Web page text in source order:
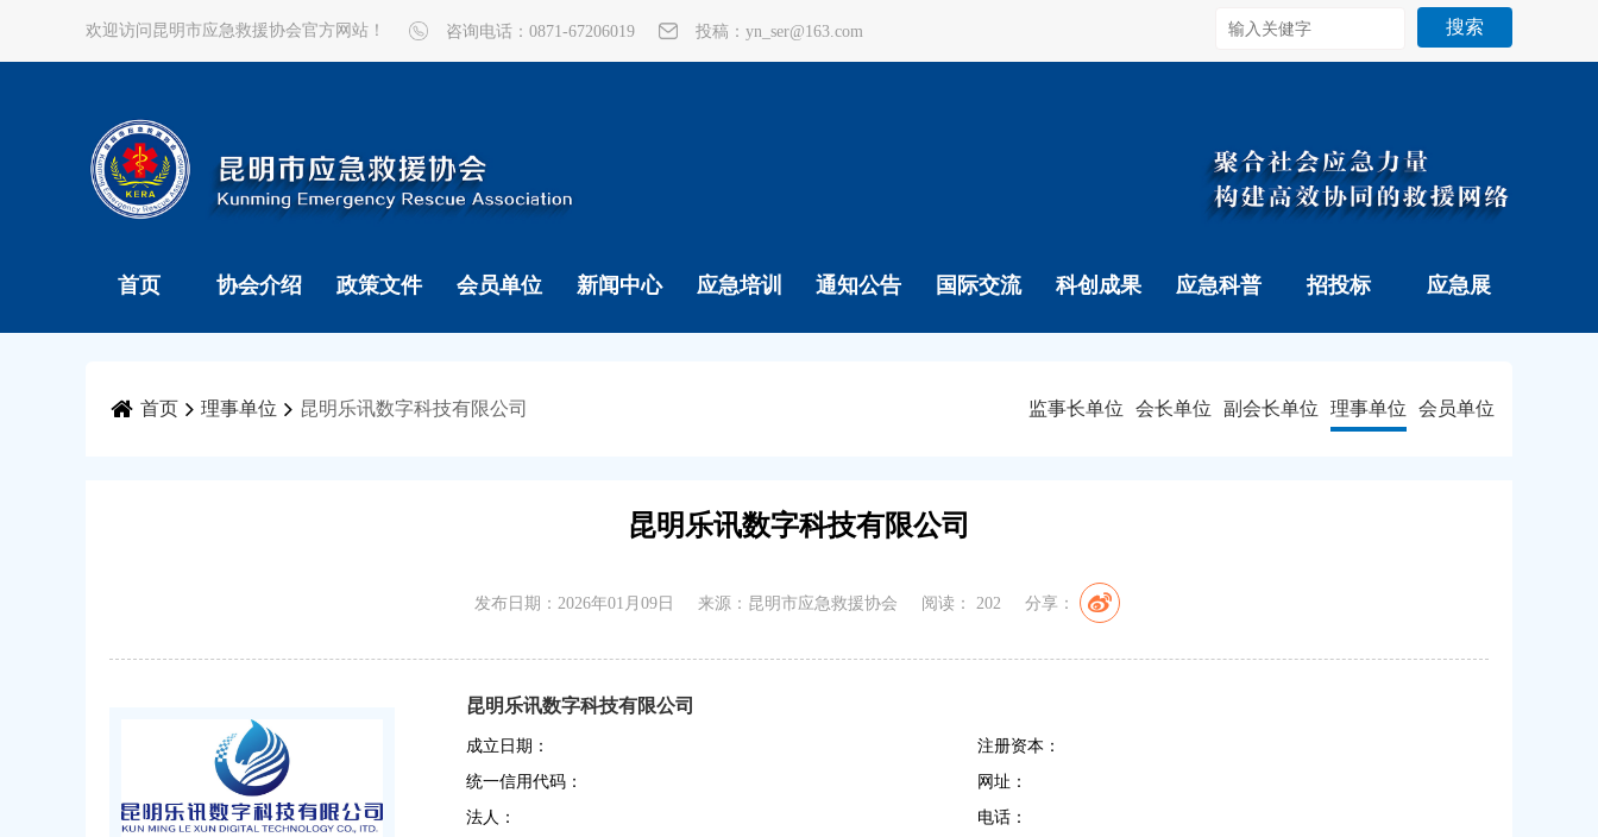
欢迎访问昆明市应急救援协会官方网站！ 咨询电话：0871-67206019 投稿：yn_ser@163.com 搜索
首页 协会介绍 政策文件 会员单位 新闻中心 应急培训 通知公告 国际交流 科创成果 应急科普 招投标 应急展
首页 理事单位 昆明乐讯数字科技有限公司 监事长单位 会长单位 副会长单位 理事单位 会员单位
昆明乐讯数字科技有限公司
发布日期：2026年01月09日 来源：昆明市应急救援协会 阅读： 202 分享：
昆明乐讯数字科技有限公司
成立日期：
注册资本：
统一信用代码：
网址：
法人：
电话：